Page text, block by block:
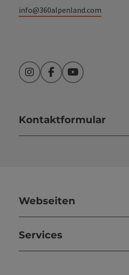
info@360alpenland.com
InstagramFacebookYouTube
Kontaktformular
Webseiten
Services